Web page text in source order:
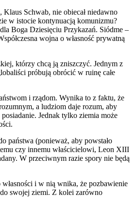
Schwab, nie obiecał niedawno
w istocie kontynuacją komunizmu?
Boga Dziesięciu Przykazań. Siódme –
wojna o własność prywatną
którzy chcą ją zniszczyć. Jednym z
próbują obrócić w ruinę całe
i rządom. Wynika to z faktu, że
a ludziom daje rozum, aby
Jednak tylko ziemia może
państwa (ponieważ, aby powstało
czy innemu właścicielowi, Leon XIII
W przeciwnym razie spory nie będą
i w nią wnika, że pozbawienie
swojej ziemi. Z kolei zarówno